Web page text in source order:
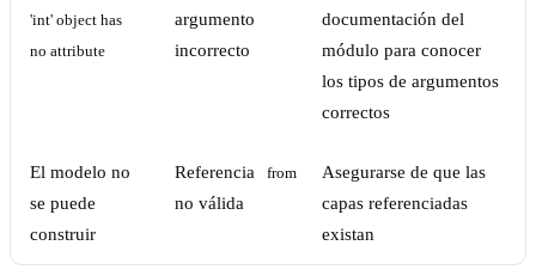
'int' object has
no attribute
argumento
incorrecto
documentación del
módulo para conocer
los tipos de argumentos
correctos
El modelo no
se puede
construir
Referencia from
no válida
Asegurarse de que las
capas referenciadas
existan